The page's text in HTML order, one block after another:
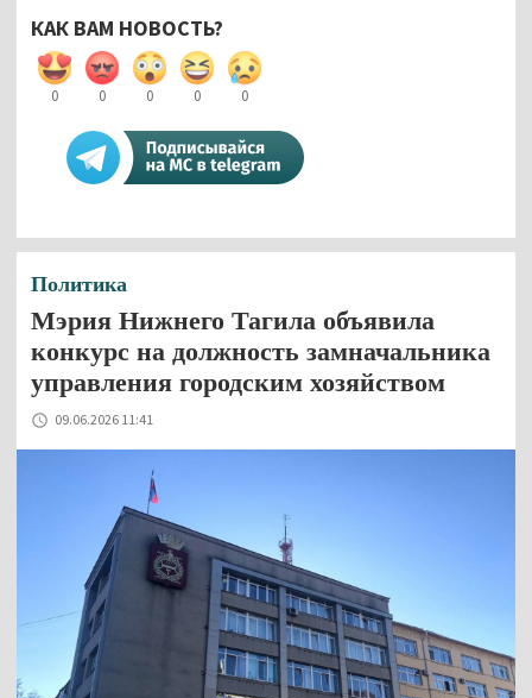
КАК ВАМ НОВОСТЬ?
0 0 0 0 0
Политика
Мэрия Нижнего Тагила объявила
конкурс на должность замначальника
управления городским хозяйством
09.06.2026 11:41